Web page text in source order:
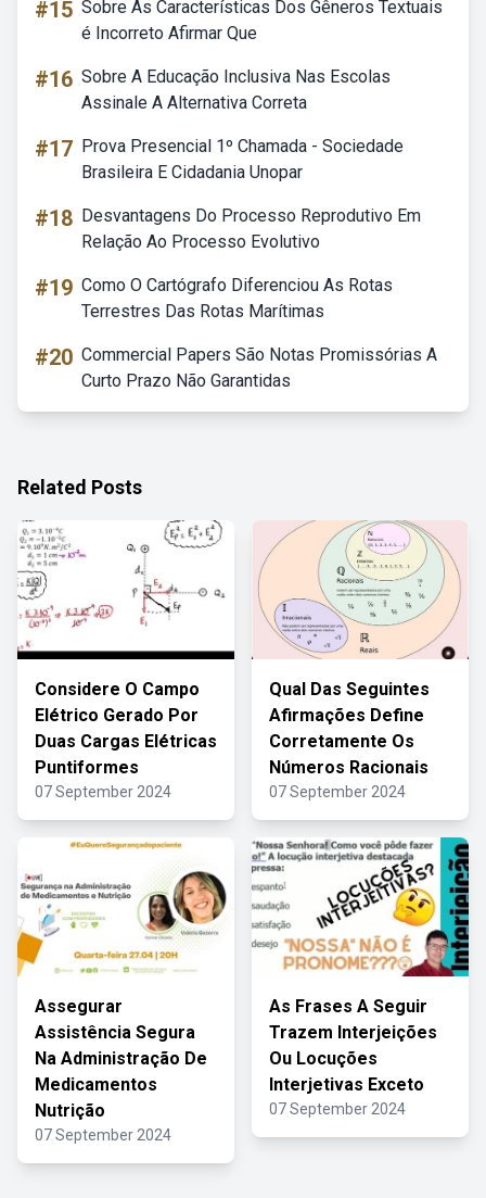
#15 Sobre As Características Dos Gêneros Textuais
é Incorreto Afirmar Que
#16 Sobre A Educação Inclusiva Nas Escolas
Assinale A Alternativa Correta
#17 Prova Presencial 1º Chamada - Sociedade
Brasileira E Cidadania Unopar
#18 Desvantagens Do Processo Reprodutivo Em
Relação Ao Processo Evolutivo
#19 Como O Cartógrafo Diferenciou As Rotas
Terrestres Das Rotas Marítimas
#20 Commercial Papers São Notas Promissórias A
Curto Prazo Não Garantidas
Related Posts
Considere O Campo
Elétrico Gerado Por
Duas Cargas Elétricas
Puntiformes
07 September 2024
Qual Das Seguintes
Afirmações Define
Corretamente Os
Números Racionais
07 September 2024
Assegurar
Assistência Segura
Na Administração De
Medicamentos
Nutrição
07 September 2024
As Frases A Seguir
Trazem Interjeições
Ou Locuções
Interjetivas Exceto
07 September 2024